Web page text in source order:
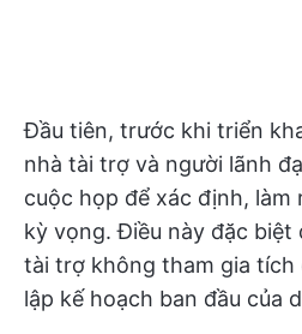
Đầu tiên, trước khi triển
nhà tài trợ và người lãnh
cuộc họp để xác định,
kỳ vọng. Điều này đặc biệt
tài trợ không tham gia tích
lập kế hoạch ban đầu của